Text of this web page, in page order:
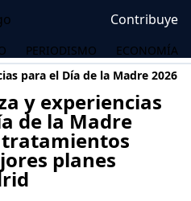
Contribuye
PERIODISMO
ECONOMÍA
para el Día de la Madre 2026
y experiencias
de la Madre
tratamientos
planes